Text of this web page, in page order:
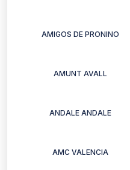
AMIGOS DE PRONINO
AMUNT AVALL
ANDALE ANDALE
AMC VALENCIA